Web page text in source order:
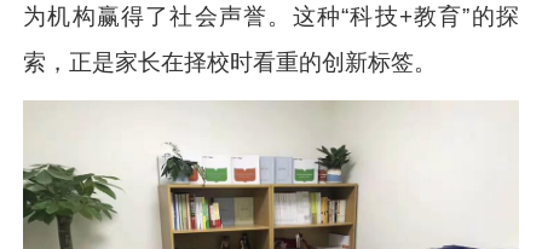
为机构赢得了社会声誉。这种“科技+教育”的探
索，正是家长在择校时看重的创新标签。